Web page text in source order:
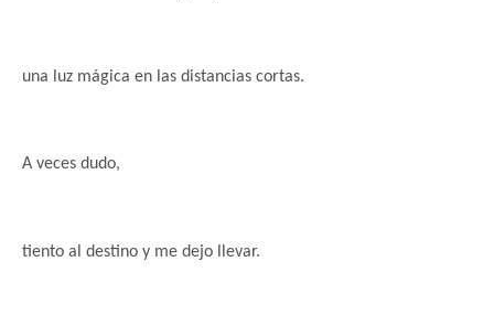
una luz mágica en las distancias cortas.
A veces dudo,
tiento al destino y me dejo llevar.